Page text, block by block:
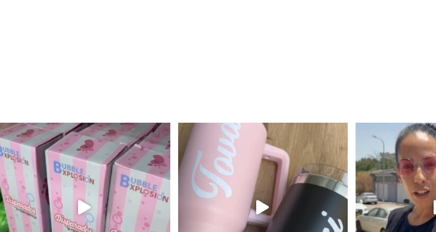
באתר ובסני
הכי מבוקש שלנו מטף לגילוי מין העובר חזר למלא